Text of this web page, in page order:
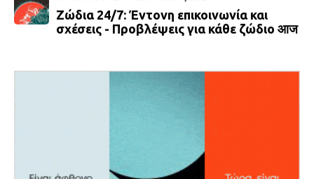
Ζώδια 24/7: Έντονη επικοινωνία και
σχέσεις - Προβλέψεις για κάθε ζώδιο आज